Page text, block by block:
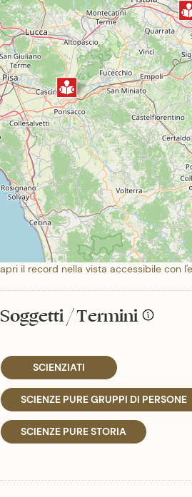
apri il record nella vista accessibile con
Soggetti / Termini
SCIENZIATI
SCIENZE PURE GRUPPI DI PERSONE
SCIENZE PURE STORIA